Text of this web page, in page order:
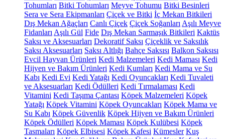
Tohumları Bitki Tohumları Meyve Tohumu Bitki Besinleri
Sera ve Sera Ekipmanları Çiçek ve Bitki İç Mekan Bitkileri
Dış Mekan Ağaçları Canlı Çiçek Çiçek Soğanları Aşılı Meyve
Fidanları Aşılı Gül Fide Dış Mekan Sarmaşık Bitkileri Kaktüs
Saksı ve Aksesuarları Dekoratif Saksı Çiçeklik ve Saksılık
Saksı Aksesuarları Saksı Altlığı Bahçe Saksısı Balkon Saksısı
Evcil Hayvan Ürünleri Kedi Malzemeleri Kedi Maması Kedi
Hijyen ve Bakım Ürünleri Kedi Kumları Kedi Mama ve Su
Kabı Kedi Evi Kedi Yatağı Kedi Oyuncakları Kedi Tuvaleti
ve Aksesuarları Kedi Ödülleri Kedi Tırmalaması Kedi
Vitamini Kedi Taşıma Çantası Köpek Malzemeleri Köpek
Yatağı Köpek Vitamini Köpek Oyuncakları Köpek Mama ve
Su Kabı Köpek Güvenlik Köpek Hijyen ve Bakım Ürünleri
Köpek Ödülleri Köpek Maması Köpek Kulübesi Köpek
Tasmaları Köpek Elbisesi Köpek Kafesi Kümesler Kuş